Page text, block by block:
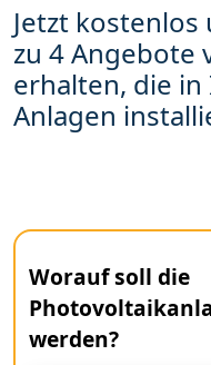
Jetzt
zu 4 Angebote
erhalten, die in
Anlagen
Worauf soll die
werden?